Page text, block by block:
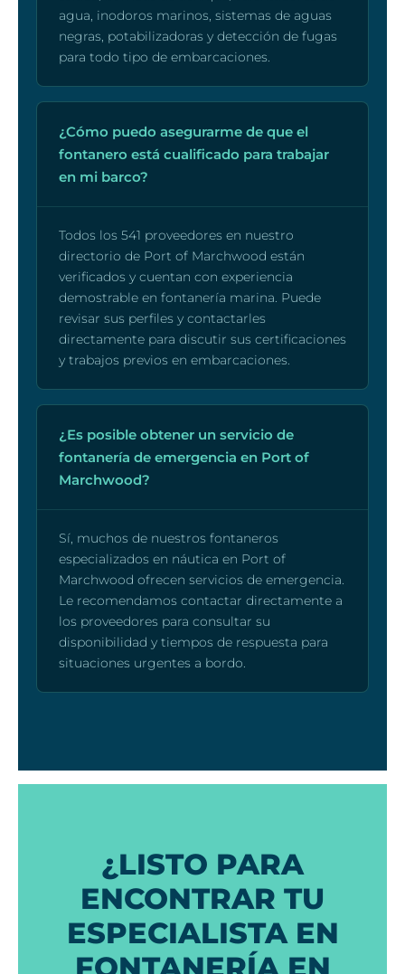
agua, inodoros marinos, sistemas de aguas
negras, potabilizadoras y detección de fugas
para todo tipo de embarcaciones.
¿Cómo puedo asegurarme de que el
fontanero está cualificado para trabajar
en mi barco?
Todos los 541 proveedores en nuestro
directorio de Port of Marchwood están
verificados y cuentan con experiencia
demostrable en fontanería marina. Puede
revisar sus perfiles y contactarles
directamente para discutir sus certificaciones
y trabajos previos en embarcaciones.
¿Es posible obtener un servicio de
fontanería de emergencia en Port of
Marchwood?
Sí, muchos de nuestros fontaneros
especializados en náutica en Port of
Marchwood ofrecen servicios de emergencia.
Le recomendamos contactar directamente a
los proveedores para consultar su
disponibilidad y tiempos de respuesta para
situaciones urgentes a bordo.
¿LISTO PARA
ENCONTRAR TU
ESPECIALISTA EN
FONTANERÍA EN